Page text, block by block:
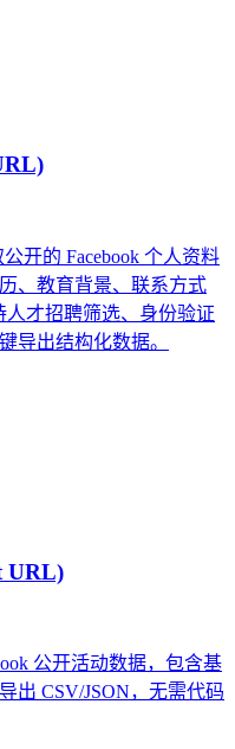
开的 Facebook 个人资料
、教育背景、联系方式
人才招聘筛选、身份验证
导出结构化数据。
URL)
公开活动数据，包含基
出 CSV/JSON，无需代码